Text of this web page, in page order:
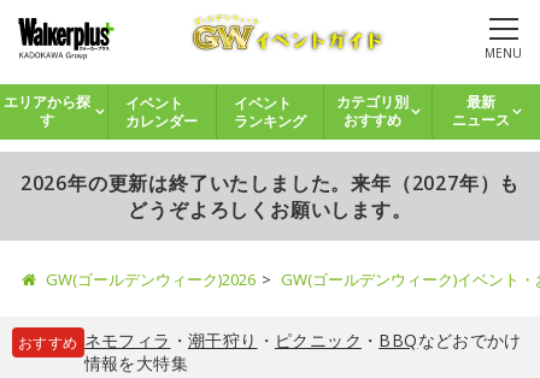
MENU
エリアから探
す
イベント
カレンダー
イベント
ランキング
カテゴリ別
おすすめ
最新
ニュース
2026年の更新は終了いたしました。来年（2027年）も
どうぞよろしくお願いします。
GW(ゴールデンウィーク)2026 GW(ゴールデンウィーク)イベント
おすすめ ネモフィラ ・ 潮干狩り ・ ピクニック ・ BBQなどおでかけ
情報を大特集